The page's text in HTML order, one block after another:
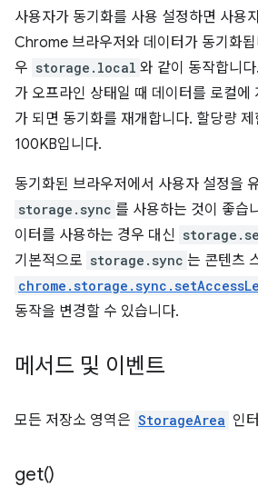
사용자가 동기화를 사용 설정하면 사용
Chrome 브라우저와 데이터가 동기화
우 storage.local 와 같이 동작합니
가 오프라인 상태일 때 데이터를 로컬에
가 되면 동기화를 재개합니다. 할당량
100KB입니다.
동기화된 브라우저에서 사용자 설정을
storage.sync 를 사용하는 것이 좋습
이터를 사용하는 경우 대신
기본적으로 storage.sync 는 콘텐츠
동작을 변경할 수 있습니다.
메서드 및 이벤트
모든 저장소 영역은 StorageArea 인
get()